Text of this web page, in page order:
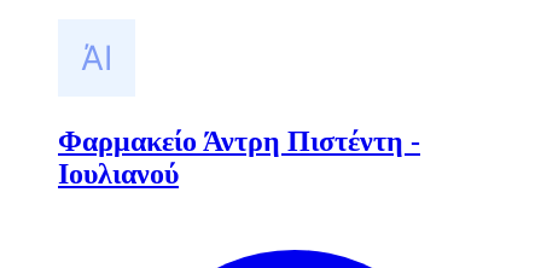
Φαρμακείο Άντρη Πιστέντη -
Ιουλιανού